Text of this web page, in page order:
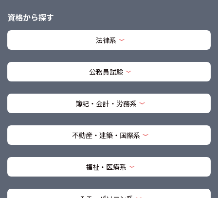
資格から探す
法律系
公務員試験
簿記・会計・労務系
不動産・建築・国際系
福祉・医療系